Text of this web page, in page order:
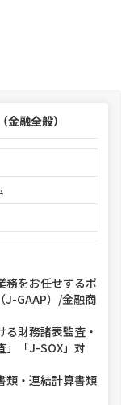
融全般）
務をお任せするポ
J-GAAP）/金融商
る財務諸表監査・
」「J-SOX」対
類・連結計算書類